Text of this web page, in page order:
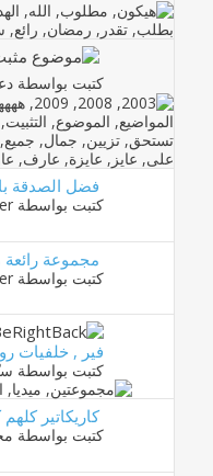
كتبت بواسطة
فضل الصدقة
كتبت بواسطة
مجموعة رائعة
كتبت بواسطة
فير , خلفيات
كتبت بواسطة
كاريكاتير كلهم
كتبت بواسطة